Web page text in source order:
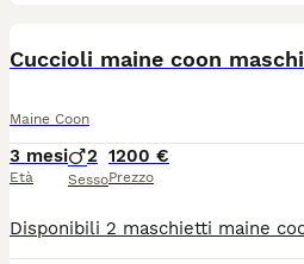
Cuccioli maine coon maschi
Maine Coon
3 mesi
Età
2
Sesso
1200 €
Prezzo